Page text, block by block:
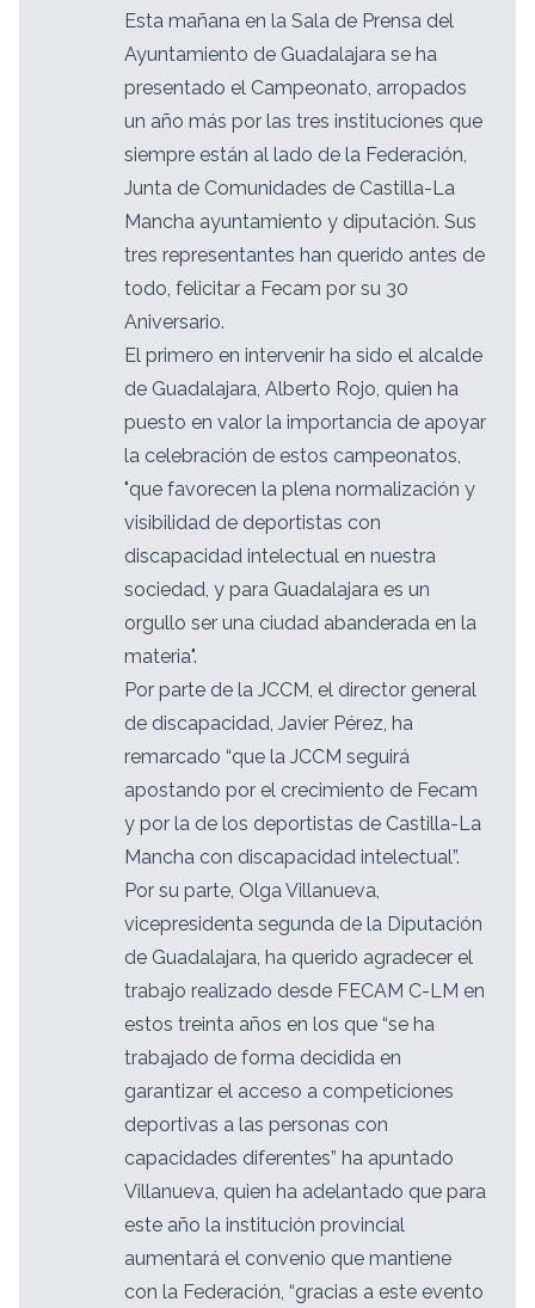
Esta mañana en la Sala de Prensa del
Ayuntamiento de Guadalajara se ha
presentado el Campeonato, arropados
un año más por las tres instituciones que
siempre están al lado de la Federación,
Junta de Comunidades de Castilla-La
Mancha ayuntamiento y diputación. Sus
tres representantes han querido antes de
todo, felicitar a Fecam por su 30
Aniversario.
El primero en intervenir ha sido el alcalde
de Guadalajara, Alberto Rojo, quien ha
puesto en valor la importancia de apoyar
la celebración de estos campeonatos,
"que favorecen la plena normalización y
visibilidad de deportistas con
discapacidad intelectual en nuestra
sociedad, y para Guadalajara es un
orgullo ser una ciudad abanderada en la
materia".
Por parte de la JCCM, el director general
de discapacidad, Javier Pérez, ha
remarcado “que la JCCM seguirá
apostando por el crecimiento de Fecam
y por la de los deportistas de Castilla-La
Mancha con discapacidad intelectual”.
Por su parte, Olga Villanueva,
vicepresidenta segunda de la Diputación
de Guadalajara, ha querido agradecer el
trabajo realizado desde FECAM C-LM en
estos treinta años en los que “se ha
trabajado de forma decidida en
garantizar el acceso a competiciones
deportivas a las personas con
capacidades diferentes” ha apuntado
Villanueva, quien ha adelantado que para
este año la institución provincial
aumentará el convenio que mantiene
con la Federación, “gracias a este evento